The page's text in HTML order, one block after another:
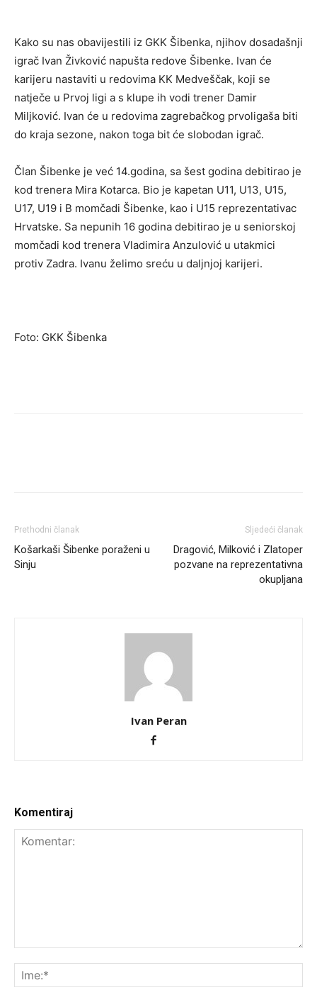
Kako su nas obavijestili iz GKK Šibenka, njihov dosadašnji
igrač Ivan Živković napušta redove Šibenke. Ivan će
karijeru nastaviti u redovima KK Medveščak, koji se
natječe u Prvoj ligi a s klupe ih vodi trener Damir
Miljković. Ivan će u redovima zagrebačkog prvoligaša biti
do kraja sezone, nakon toga bit će slobodan igrač.
Član Šibenke je već 14.godina, sa šest godina debitirao je
kod trenera Mira Kotarca. Bio je kapetan U11, U13, U15,
U17, U19 i B momčadi Šibenke, kao i U15 reprezentativac
Hrvatske. Sa nepunih 16 godina debitirao je u seniorskoj
momčadi kod trenera Vladimira Anzulović u utakmici
protiv Zadra. Ivanu želimo sreću u daljnjoj karijeri.
Foto: GKK Šibenka
Prethodni članak
Košarkaši Šibenke poraženi u
Sinju
Sljedeći članak
Dragović, Milković i Zlatoper
pozvane na reprezentativna
okupljana
Ivan Peran
Komentiraj